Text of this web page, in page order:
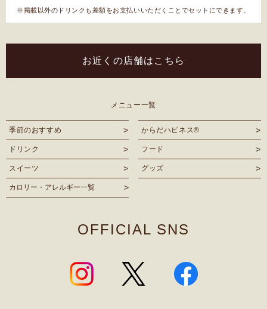
※掲載以外のドリンクも差額をお支払いいただくことでセットにできます。
お近くの店舗はこちら
メニュー一覧
季節のおすすめ からだハピネス®︎
ドリンク フード
スイーツ グッズ
カロリー・アレルギー一覧
OFFICIAL SNS